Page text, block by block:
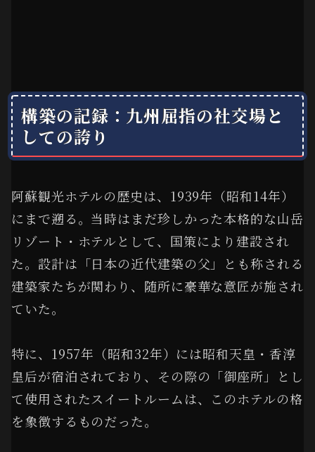
構築の記録：九州屈指の社交場と
しての誇り
阿蘇観光ホテルの歴史は、1939年（昭和14年）
にまで遡る。当時はまだ珍しかった本格的な山岳
リゾート・ホテルとして、国策により建設され
た。設計は「日本の近代建築の父」とも称される
建築家たちが関わり、随所に豪華な意匠が施され
ていた。
特に、1957年（昭和32年）には昭和天皇・香淳
皇后が宿泊されており、その際の「御座所」とし
て使用されたスイートルームは、このホテルの格
を象徴するものだった。